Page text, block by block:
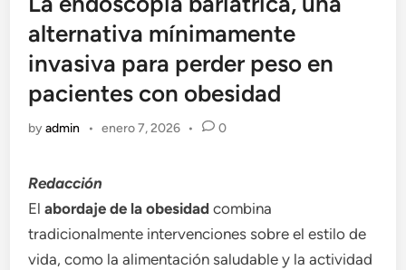
alternativa mínimamente
invasiva para perder peso en
pacientes con obesidad
byadmin • enero 7, 2026 • 0
Redacción
Elabordaje de la obesidad combina
tradicionalmente intervenciones sobre el estilo de
vida, como la alimentación saludable y la actividad